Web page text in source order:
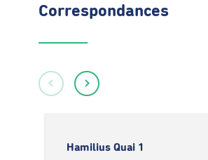
Correspondances
Hamilius Quai 1